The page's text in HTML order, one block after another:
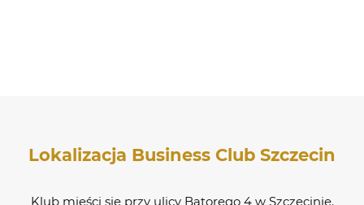
Lokalizacja Business Club Szczecin
Klub mieści się przy ulicy Batorego 4 w Szczecinie.